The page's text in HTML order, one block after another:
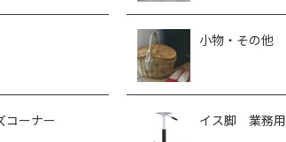
小物・その他
コーナー イス脚 業務用